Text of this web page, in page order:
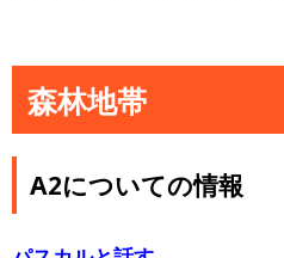
森林地帯
A2についての情報